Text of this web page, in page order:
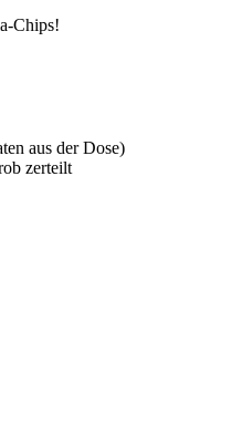
Chips!
aus der Dose)
zerteilt